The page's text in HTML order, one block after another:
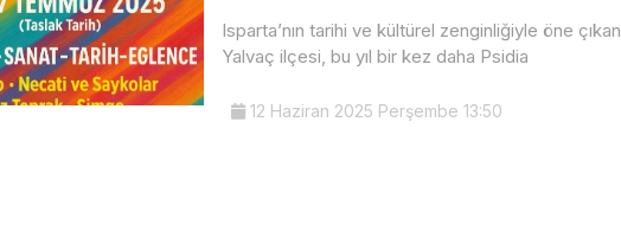
Isparta’nın tarihi ve kültürel zenginliğiyle öne çıkan
Yalvaç ilçesi, bu yıl bir kez daha Psidia
12 Haziran 2025 Perşembe 13:50